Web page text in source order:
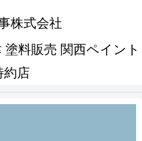
株式会社
塗料販売 関西ペイント
約店